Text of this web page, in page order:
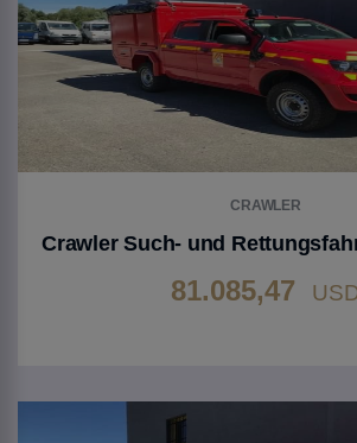
CRAWLER
81.085,47